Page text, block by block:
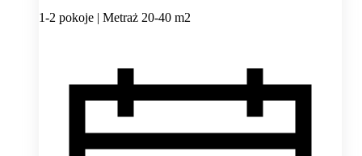
1-2 pokoje | Metraż 20-40 m2